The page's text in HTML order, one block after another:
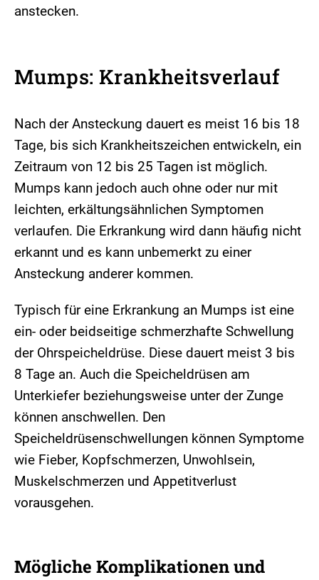
anstecken.
Mumps: Krankheitsverlauf
Nach der Ansteckung dauert es meist 16 bis 18
Tage, bis sich Krankheitszeichen entwickeln, ein
Zeitraum von 12 bis 25 Tagen ist möglich.
Mumps kann jedoch auch ohne oder nur mit
leichten, erkältungsähnlichen Symptomen
verlaufen. Die Erkrankung wird dann häufig nicht
erkannt und es kann unbemerkt zu einer
Ansteckung anderer kommen.
Typisch für eine Erkrankung an Mumps ist eine
ein- oder beidseitige schmerzhafte Schwellung
der Ohrspeicheldrüse. Diese dauert meist 3 bis
8 Tage an. Auch die Speicheldrüsen am
Unterkiefer beziehungsweise unter der Zunge
können anschwellen. Den
Speicheldrüsenschwellungen können Symptome
wie Fieber, Kopfschmerzen, Unwohlsein,
Muskelschmerzen und Appetitverlust
vorausgehen.
Mögliche Komplikationen und